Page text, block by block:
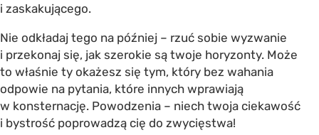
i zaskakującego.
Nie odkładaj tego na później – rzuć sobie wyzwanie
i przekonaj się, jak szerokie są twoje horyzonty. Może
to właśnie ty okażesz się tym, który bez wahania
odpowie na pytania, które innych wprawiają
w konsternację. Powodzenia – niech twoja ciekawość
i bystrość poprowadzą cię do zwycięstwa!